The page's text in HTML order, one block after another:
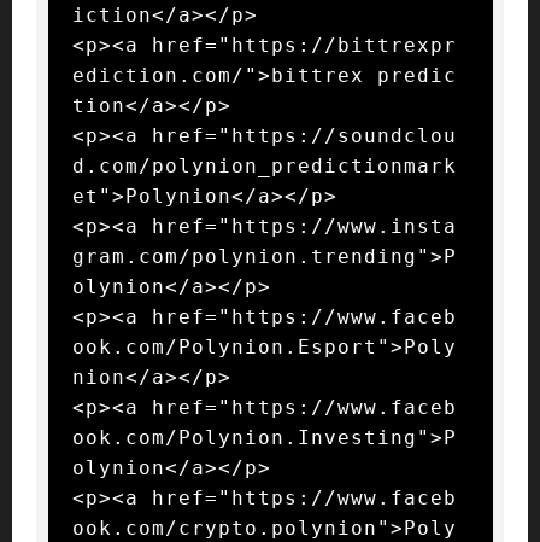
iction</a></p>
<p><a href="https://bittrexpr
ediction.com/">bittrex predic
tion</a></p>
<p><a href="https://soundclou
d.com/polynion_predictionmark
et">Polynion</a></p>
<p><a href="https://www.insta
gram.com/polynion.trending">P
olynion</a></p>
<p><a href="https://www.faceb
ook.com/Polynion.Esport">Poly
nion</a></p>
<p><a href="https://www.faceb
ook.com/Polynion.Investing">P
olynion</a></p>
<p><a href="https://www.faceb
ook.com/crypto.polynion">Poly